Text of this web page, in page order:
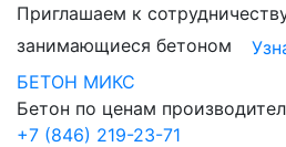
Приглашаем к
занимающиеся бетоном
БЕТОН МИКС
Бетон по ценам
+7 (846) 219-23-71